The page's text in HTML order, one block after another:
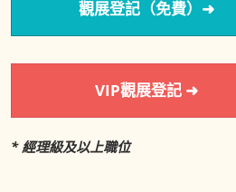
觀展登記（免費）➜
VIP觀展登記 ➜
* 經理級及以上職位